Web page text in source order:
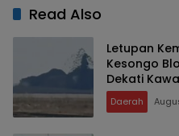
Read Also
Letupan
Kesongo
Dekati
Daerah